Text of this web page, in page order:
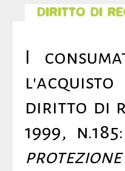
DIRITTO DI
I
diritto di
1999, n.185: